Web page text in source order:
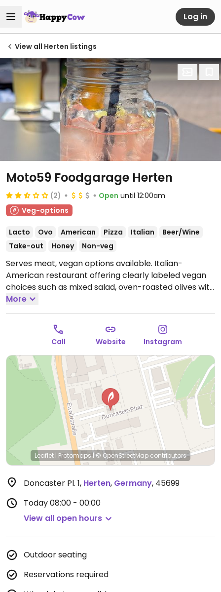
Log in
View all Herten listings
Moto59 Foodgarage Herten
(2) Open until 12:00am
Veg-options
Lacto Ovo American Pizza Italian
Beer/Wine
Take-out
Honey Non-veg
Serves meat, vegan options available. Italian-
American restaurant offering clearly labeled vegan
choices such as mixed salad, oven-roasted olives with
parsley, pizza bread with choice of dip, marinara pizza
and "Giardino" pizza with tomatoes, roasted peppers,
grilled vegetables, colorful beets, olives & almond
Open Mon-Thu 08:00-23:00, Fri-Sat
08:00-00:00, Sun 09:00-23:00.
More
Call Website Instagram
Leaflet | Protomaps |© OpenStreetMap contributors
Doncaster Pl. 1, Herten, Germany, 45699
Today08:00 - 00:00
View all open hours
Outdoor seating
Reservations required